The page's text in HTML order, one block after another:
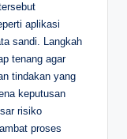
aplikasi
sandi. Langkah
tenang agar
tindakan yang
keputusan
risiko
proses